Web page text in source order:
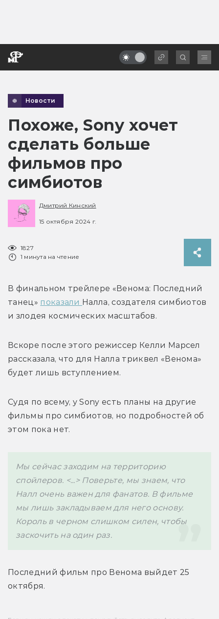
Новости
Похоже, Sony хочет
сделать больше
фильмов про
симбиотов
Дмитрий Кинский
15 октября 2024 г.
1827
1 минута на чтение
В финальном трейлере «Венома: Последний
танец» показали Налла, создателя симбиотов
и злодея космических масштабов.
Вскоре после этого режиссер Келли Марсел
рассказала, что для Налла триквел «Венома»
будет лишь вступлением.
Судя по всему, у Sony есть планы на другие
фильмы про симбиотов, но подробностей об
этом пока нет.
Мы сейчас заходим на территорию
спойлеров. <...> Поверьте, мы знаем, что
Налл очень важен для фанатов. В фильме
мы лишь закладываем для него основу.
Король в черном слишком силен, чтобы
заскочить на один раз.
Последний фильм про Венома выйдет 25
октября.